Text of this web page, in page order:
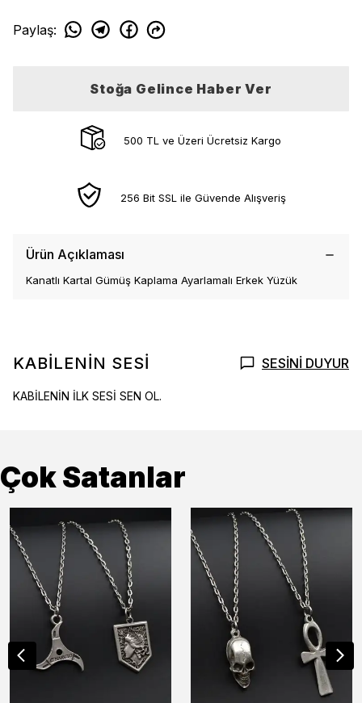
Paylaş:
Stoğa Gelince Haber Ver
500 TL ve Üzeri Ücretsiz Kargo
256 Bit SSL ile Güvende Alışveriş
Ürün Açıklaması
Kanatlı Kartal Gümüş Kaplama Ayarlamalı Erkek Yüzük
KABİLENİN SESİ SESİNİ DUYUR
KABİLENİN İLK SESİ SEN OL.
Çok Satanlar